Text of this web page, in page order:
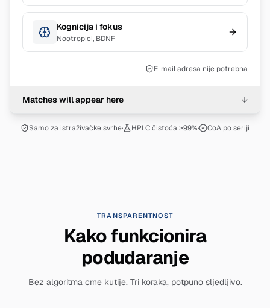
Kognicija i fokus
Nootropici, BDNF
E-mail adresa nije potrebna
Matches will appear here ↓
Samo za istraživačke svrhe· HPLC čistoća ≥99%· CoA po seriji
TRANSPARENTNOST
Kako funkcionira
podudaranje
Bez algoritma crne kutije. Tri koraka, potpuno sljedljivo.